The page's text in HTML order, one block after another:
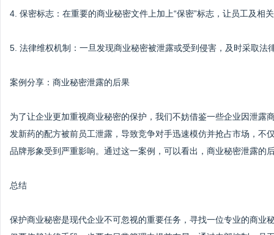
4. 保密标志：在重要的商业秘密文件上加上“保密”标志，让员工及相
5. 法律维权机制：一旦发现商业秘密被泄露或受到侵害，及时采取法
案例分享：商业秘密泄露的后果
为了让企业更加重视商业秘密的保护，我们不妨借鉴一些企业因泄
发新药的配方被前员工泄露，导致竞争对手迅速模仿并抢占市场，
品牌形象受到严重影响。通过这一案例，可以看出，商业秘密泄露的
总结
保护商业秘密是现代企业不可忽视的重要任务，寻找一位专业的商业